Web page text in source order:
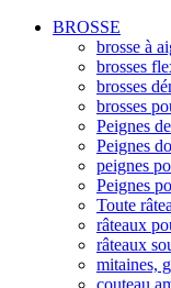
BROSSE
brosse à
brosses
brosses
brosses
Peignes
Peignes
peignes
Peignes
Toute
râteaux
râteaux
mitaines,
couteau